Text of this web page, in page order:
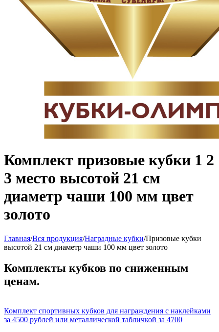
Комплект призовые кубки 1 2
3 место высотой 21 см
диаметр чаши 100 мм цвет
золото
Главная/Вся продукция/Наградные кубки/Призовые кубки
высотой 21 см диаметр чаши 100 мм цвет золото
Комплекты кубков по сниженным
ценам.
Комплект спортивных кубков для награждения с наклейками
за 4500 рублей или металлической табличкой за 4700